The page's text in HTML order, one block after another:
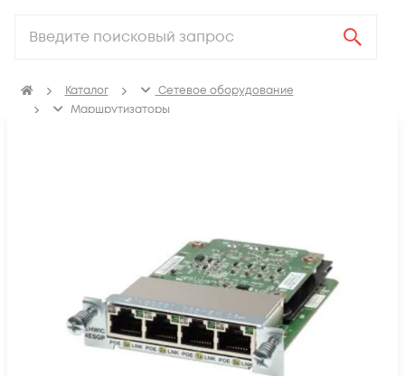
Каталог
Сетевое оборудование
Маршрутизаторы